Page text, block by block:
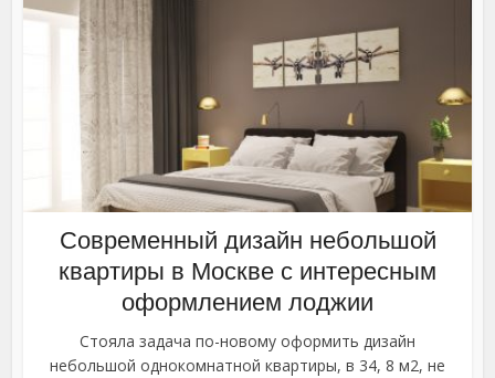
Современный дизайн небольшой
квартиры в Москве с интересным
оформлением лоджии
Стояла задача по-новому оформить дизайн
небольшой однокомнатной квартиры, в 34, 8 м2, не